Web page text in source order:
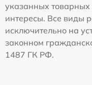
указанных товарных
интересы. Все виды
исключительно на
законном
1487 ГК РФ.